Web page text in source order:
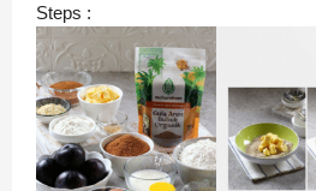
Steps :